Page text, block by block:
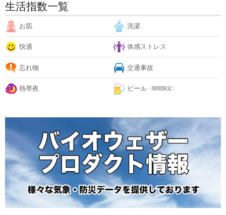
生活指数一覧
お肌 洗濯
快適 体感ストレス
忘れ物 交通事故
熱帯夜 ビール 〈期間限定〉